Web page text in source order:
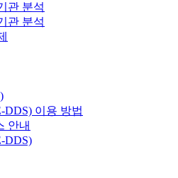
관 분석
관 분석
DDS) 이용 방법
안내
DDS)